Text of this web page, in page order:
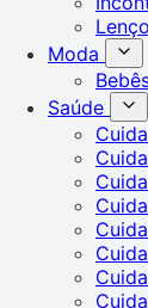
Moda
Saúde